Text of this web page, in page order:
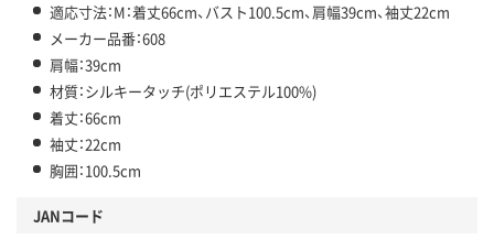
適応寸法：M：着丈66cm、バスト100.5cm、肩幅39cm、袖丈22cm
メーカー品番：608
肩幅：39cm
材質：シルキータッチ(ポリエステル100%)
着丈：66cm
袖丈：22cm
胸囲：100.5cm
JANコード